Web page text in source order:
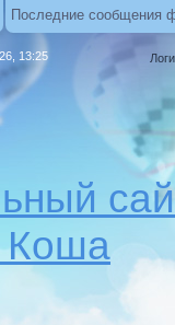
Последние сообщения
13:25
Коша